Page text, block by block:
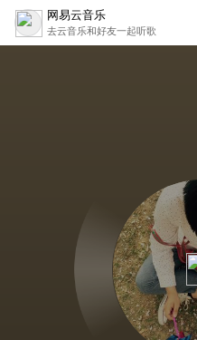
网易云音乐
去云音乐和好友一起听歌